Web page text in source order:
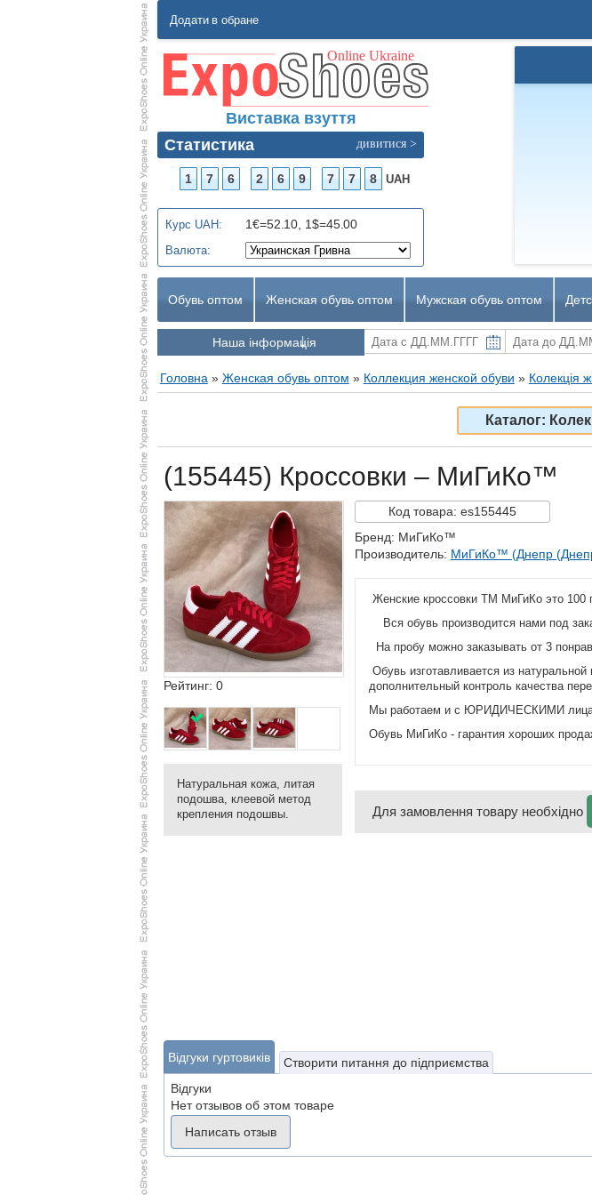
Додати в обране
Виставка взуття
Статистика
дивитися >
1 7 6 2 6 9 7 7 8 UAH
Курс UAH: 1€=52.10, 1$=45.00
Валюта:
Обувь оптом Женская обувь оптом Мужская обувь оптом
Наша інформація
Головна » Женская обувь оптом » Коллекция женской обуви » Колекція
Каталог:
(155445) Кроссовки – МиГиКо™
Рейтинг: 0
Натуральная кожа, литая
подошва, клеевой метод
крепления подошвы.
Кодтовара: es155445
Бренд: МиГиКо™
Производитель: МиГиКо™ (Днепр
Женские кроссовки ТМ МиГиКо это 100
Вся обувь производится нами под
На пробу можно заказывать от 3
Обувь изготавливается из
дополнительный контроль качества
Мы работаем и с ЮРИДИЧЕСКИМИ
Обувь МиГиКо - гарантия хороших
Для замовлення товару необхідно
Відгуки гуртовиків
Створити питання до підприємства
Відгуки
Нет отзывов об этом товаре
Написать отзыв